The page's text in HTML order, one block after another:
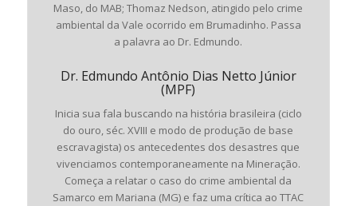
Maso, do MAB; Thomaz Nedson, atingido pelo crime
ambiental da Vale ocorrido em Brumadinho. Passa
a palavra ao Dr. Edmundo.
Dr. Edmundo Antônio Dias Netto Júnior
(MPF)
Inicia sua fala buscando na história brasileira (ciclo
do ouro, séc. XVIII e modo de produção de base
escravagista) os antecedentes dos desastres que
vivenciamos contemporaneamente na Mineração.
Começa a relatar o caso do crime ambiental da
Samarco em Mariana (MG) e faz uma crítica ao TTAC